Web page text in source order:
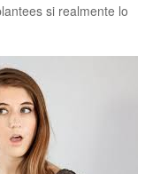
si realmente lo